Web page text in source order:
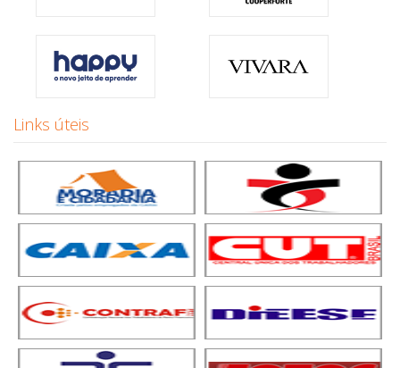
Links úteis